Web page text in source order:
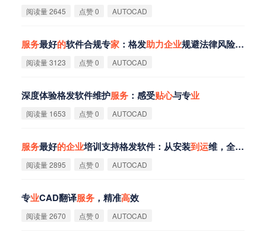
阅读量 2645 点赞 0 AUTOCAD
服务最好的软件合规专家 ：格发助力企业规避法律风险，保障终端安全！
阅读量 3123 点赞 0 AUTOCAD
深度体验格发软件维护服务 ：感受贴心与专业
阅读量 1653 点赞 0 AUTOCAD
服务最好的企业培训支持格发软件：从安装到运维，全程专
阅读量 2895 点赞 0 AUTOCAD
专业CAD翻译服务 ，精准高效‌
阅读量 2670 点赞 0 AUTOCAD